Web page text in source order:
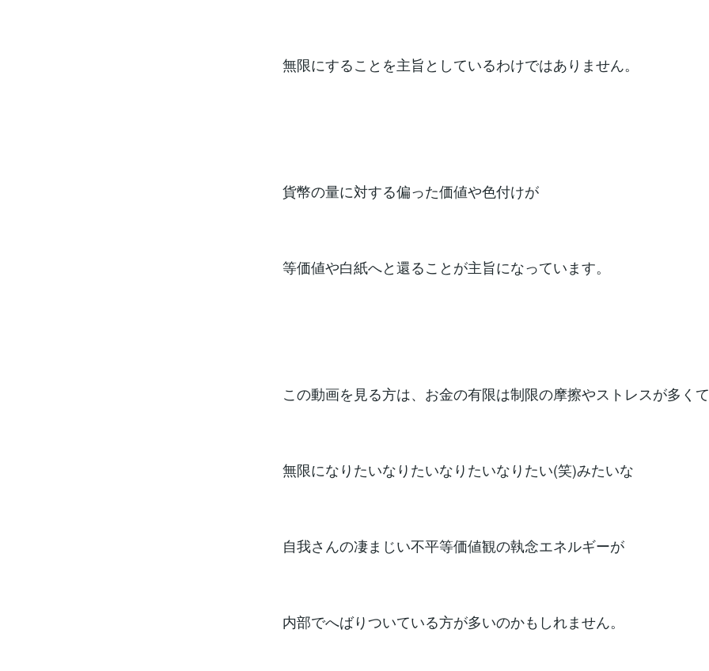
無限にすることを主旨としているわけではありません。
貨幣の量に対する偏った価値や色付けが
等価値や白紙へと還ることが主旨になっています。
この動画を見る方は、お金の有限は制限の摩擦やストレスが多く
無限になりたいなりたいなりたいなりたい(笑)みたいな
自我さんの凄まじい不平等価値観の執念エネルギーが
内部でへばりついている方が多いのかもしれません。